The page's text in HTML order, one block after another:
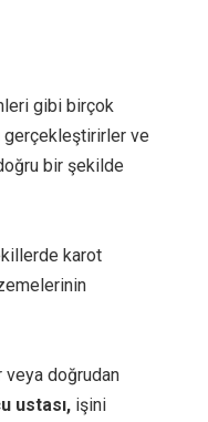
gibi birçok
gerçekleştirirler ve
bir şekilde
karot
veya doğrudan
ustası, işini